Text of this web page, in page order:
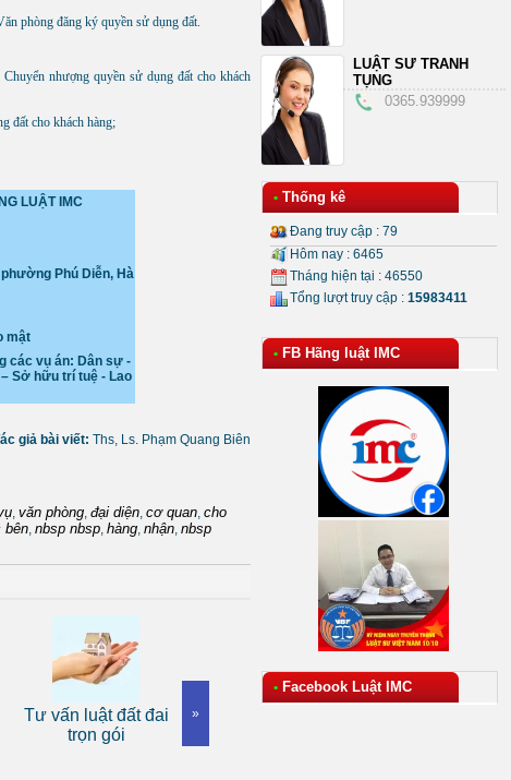
phòng đăng ký quyền sử dụng đất.
nhượng quyền sử dụng đất cho khách
đất cho khách hàng;
LUẬT IMC
Phú Diễn, Hà
mật
các vụ án: Dân sự -
Sở hữu trí tuệ - Lao
giả bài viết: Ths, Ls. Phạm Quang Biên
, văn phòng, đại diện, cơ quan, cho
bên, nbsp nbsp, hàng, nhận, nbsp
»
Tư vấn luật đất đai
trọn gói
Dịch vụ luật sư tranh
Dịch vụ tư vấn pháp
LUẬT SƯ TRANH
TỤNG
0365.939999
• Thống kê
Đang truy cập : 79
Hôm nay : 6465
Tháng hiện tại : 46550
Tổng lượt truy cập : 15983411
• FB Hãng luật IMC
• Facebook Luật IMC